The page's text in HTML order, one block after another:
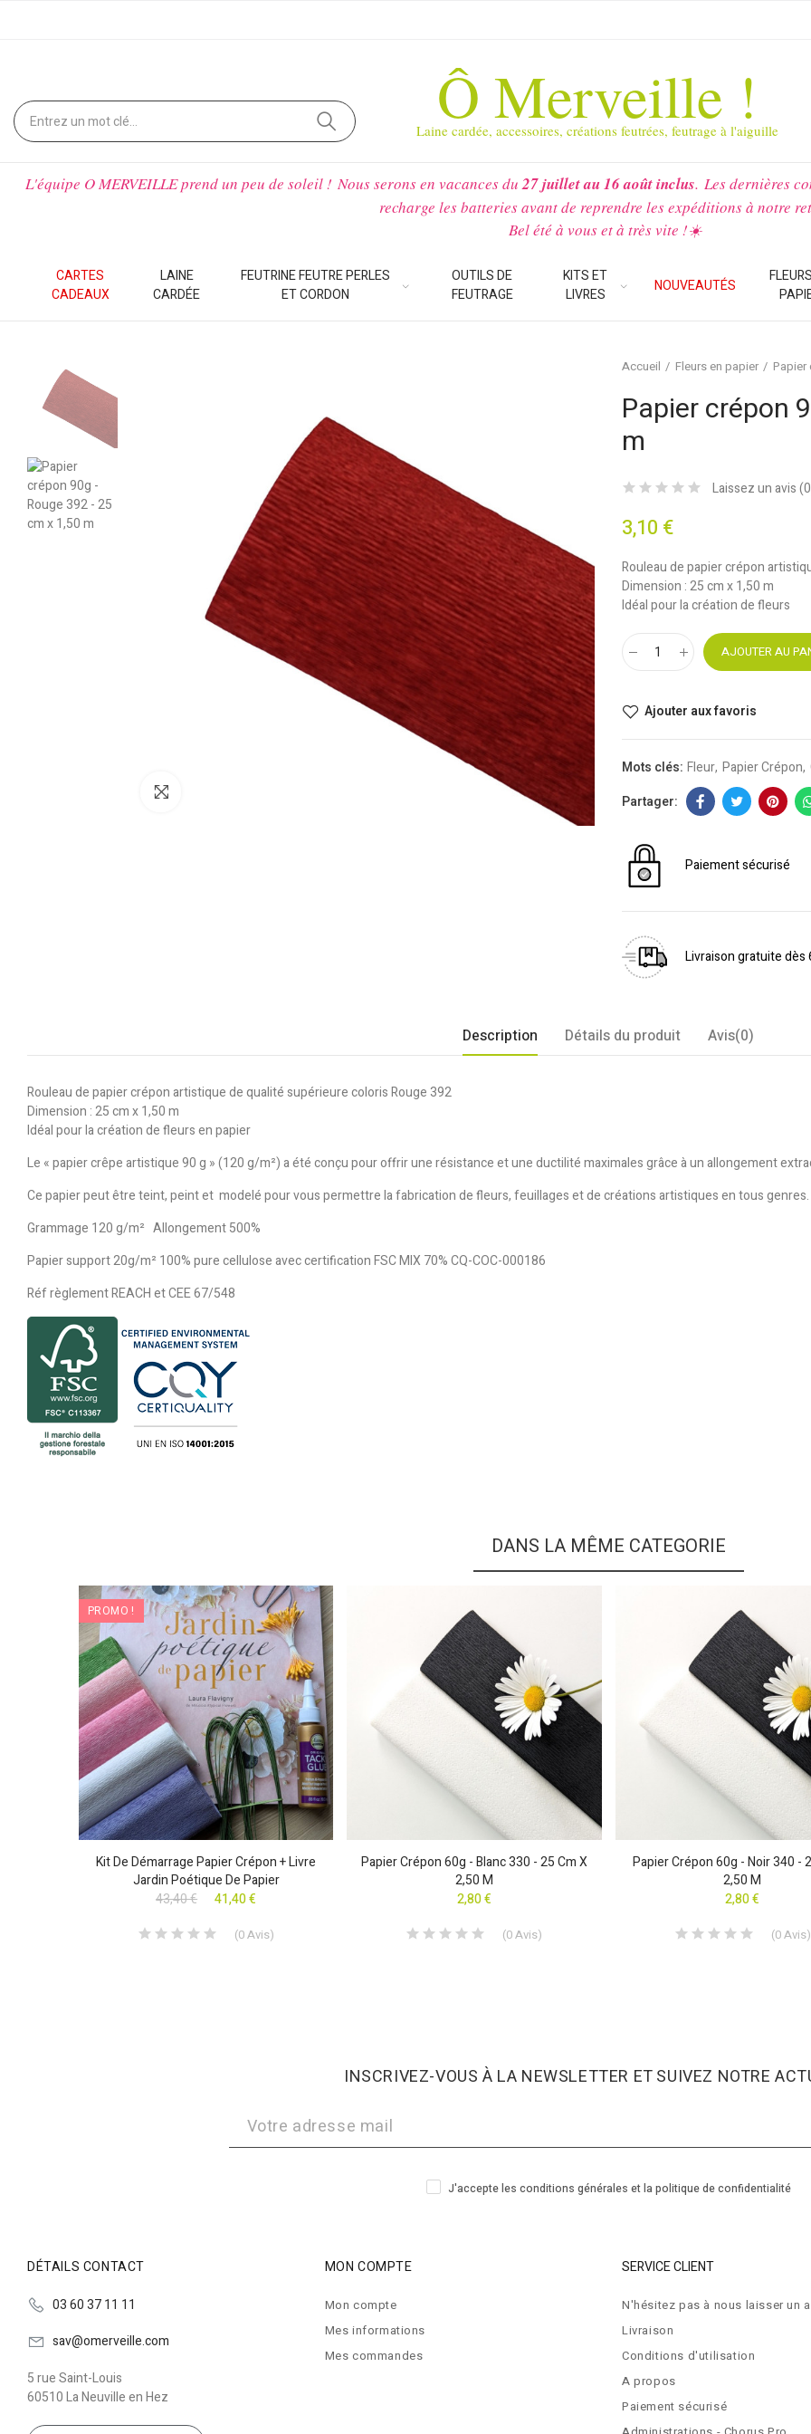
Ô Merveille !
Laine cardée, accessoires, créations feutrées, feutrage à l'aiguille
L'équipe O MERVEILLE prend un peu de soleil ! Nous serons en vacances du27 juillet au 16 août inclus. Les dernières
recharge les batteries avant de reprendre les expéditions à notre
Bel été à vous et à très vite !☀️
CARTES
CADEAUX
LAINE
CARDÉE
FEUTRINE FEUTRE PERLES
ET CORDON
OUTILS DE
FEUTRAGE
KITS ET
LIVRES
NOUVEAUTÉS
Accueil Fleurs en papier Papier
Papier crépon
m
Laissez un avis (0
3,10 €
Rouleau de papier crépon
Dimension : 25 cm x 1,50 m
Idéal pour la création de fleurs
AJOUTER AU
Ajouter aux favoris
Mots clés: Fleur Papier Crépon
Paiement sécurisé
Livraison gratuite dès
Description Détails du produit Avis(0)
Rouleau de papier crépon artistique de qualité supérieure coloris Rouge 392
Dimension : 25 cm x 1,50 m
Idéal pour la création de fleurs en papier
Le « papier crêpe artistique 90 g » (120 g/m²) a été conçu pour offrir une résistance et une ductilité maximales grâce à un allongement
Ce papier peut être teint, peint et modelé pour vous permettre la fabrication de fleurs, feuillages et de créations artistiques en tous genres.
Grammage 120 g/m² Allongement 500%
Papier support 20g/m² 100% pure cellulose avec certification FSC MIX 70% CQ-COC-000186
Réf règlement REACH et CEE 67/548
DANS LA MÊME CATEGORIE
PROMO !
Kit De Démarrage Papier Crépon + Livre
Jardin Poétique De Papier
43,40 €
41,40 €
(0Avis)
Papier Crépon 60g - Blanc 330 - 25 Cm X
2,50 M
2,80 €
(0Avis)
Papier Crépon 60g - Noir 340 -
2,50 M
2,80 €
(0Avis)
INSCRIVEZ-VOUS À LA NEWSLETTER ET SUIVEZ NOTRE
J'accepte les conditions générales et la politique de confidentialité
DÉTAILS CONTACT
03 60 37 11 11
sav@omerveille.com
5 rue Saint-Louis
60510 La Neuville en Hez
MON COMPTE
Mon compte
Mes informations
Mes commandes
SERVICE CLIENT
N'hésitez pas à nous laisser un
Livraison
Conditions d'utilisation
A propos
Paiement sécurisé